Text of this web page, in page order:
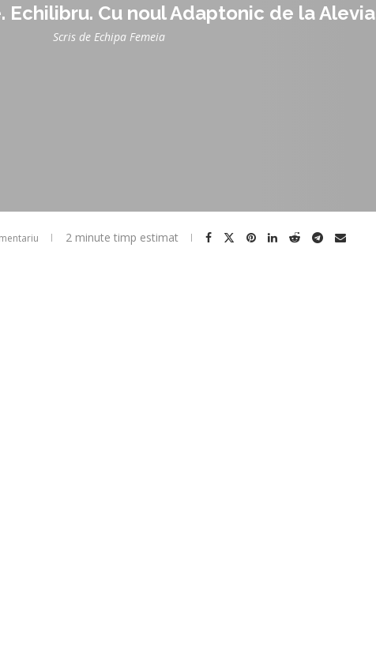
Echilibru. Cu noul Adaptonic de la Alevia
Scris de Echipa Femeia
2 minute timp estimat